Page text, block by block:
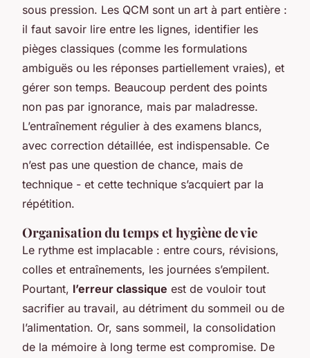
sous pression. Les QCM sont un art à part entière :
il faut savoir lire entre les lignes, identifier les
pièges classiques (comme les formulations
ambiguës ou les réponses partiellement vraies), et
gérer son temps. Beaucoup perdent des points
non pas par ignorance, mais par maladresse.
L’entraînement régulier à des examens blancs,
avec correction détaillée, est indispensable. Ce
n’est pas une question de chance, mais de
technique - et cette technique s’acquiert par la
répétition.
Organisation du temps et hygiène de vie
Le rythme est implacable : entre cours, révisions,
colles et entraînements, les journées s’empilent.
Pourtant, l’erreur classique est de vouloir tout
sacrifier au travail, au détriment du sommeil ou de
l’alimentation. Or, sans sommeil, la consolidation
de la mémoire à long terme est compromise. De